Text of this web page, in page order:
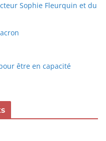
Sophie Fleurquin et du
être en capacité